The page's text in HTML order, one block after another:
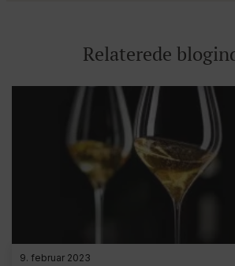
Relaterede
9. februar 2023